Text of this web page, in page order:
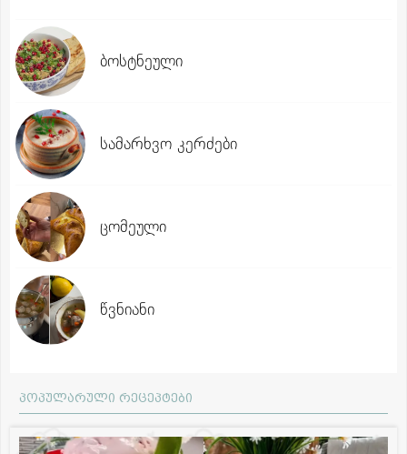
ბოსტნეული
სამარხვო კერძები
ცომეული
წვნიანი
პოპულარული რეცეპტები